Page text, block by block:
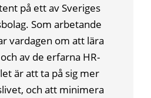
på ett av Sveriges
Som arbetande
vardagen om att lära
av de erfarna HR-
är att ta på sig mer
och att minimera